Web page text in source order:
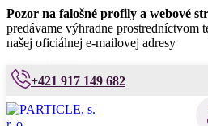
Pozor na falošné profily a webové
predávame výhradne prostredníctvom
našej oficiálnej e-mailovej adresy
+421 917 149 682